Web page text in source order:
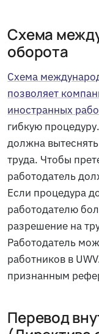
Схема
оборота
Схема
позволяет
иностранных
гибкую
должна
труда. Чтобы
работодатель
Если процедура
работодателю
разрешение на
Работодатель
работников в
признанным
Перевод